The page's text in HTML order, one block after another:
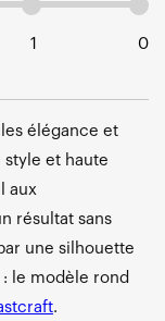
1 0
élégance et
et haute
aux
résultat sans
une silhouette
le modèle rond
.